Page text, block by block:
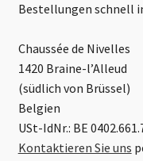
Bestellungen schnell
Chaussée de Nivelles
1420 Braine-l’Alleud
(südlich von Brüssel)
Belgien
USt-IdNr.: BE
Kontaktieren Sie uns